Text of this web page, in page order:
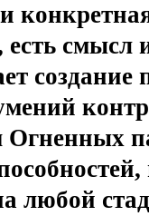
смысл
создание
Огненных
любой